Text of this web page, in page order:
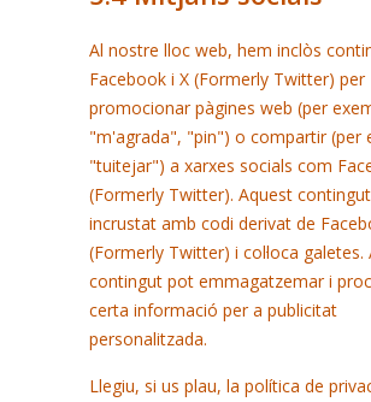
Al nostre lloc web, hem inclòs
Facebook i X (Formerly Twitter) per
promocionar pàgines web (per
"m'agrada", "pin") o compartir (per
"tuitejar") a xarxes socials com
(Formerly Twitter). Aquest
incrustat amb codi derivat de
(Formerly Twitter) i col·loca galetes.
contingut pot emmagatzemar i
certa informació per a publicitat
personalitzada.
Llegiu, si us plau, la política de